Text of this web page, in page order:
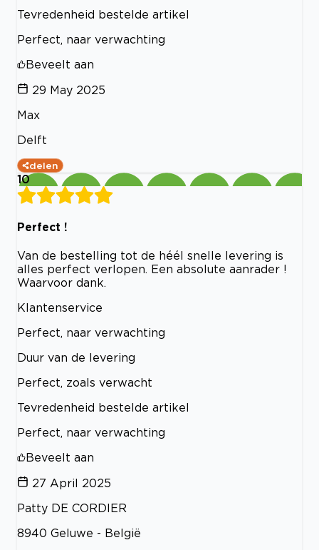
Tevredenheid bestelde artikel
Perfect, naar verwachting
Beveelt aan
29 May 2025
Max
Delft
delen
10
Perfect !
Van de bestelling tot de héél snelle levering is
alles perfect verlopen. Een absolute aanrader !
Waarvoor dank.
Klantenservice
Perfect, naar verwachting
Duur van de levering
Perfect, zoals verwacht
Tevredenheid bestelde artikel
Perfect, naar verwachting
Beveelt aan
27 April 2025
Patty DE CORDIER
8940 Geluwe - België